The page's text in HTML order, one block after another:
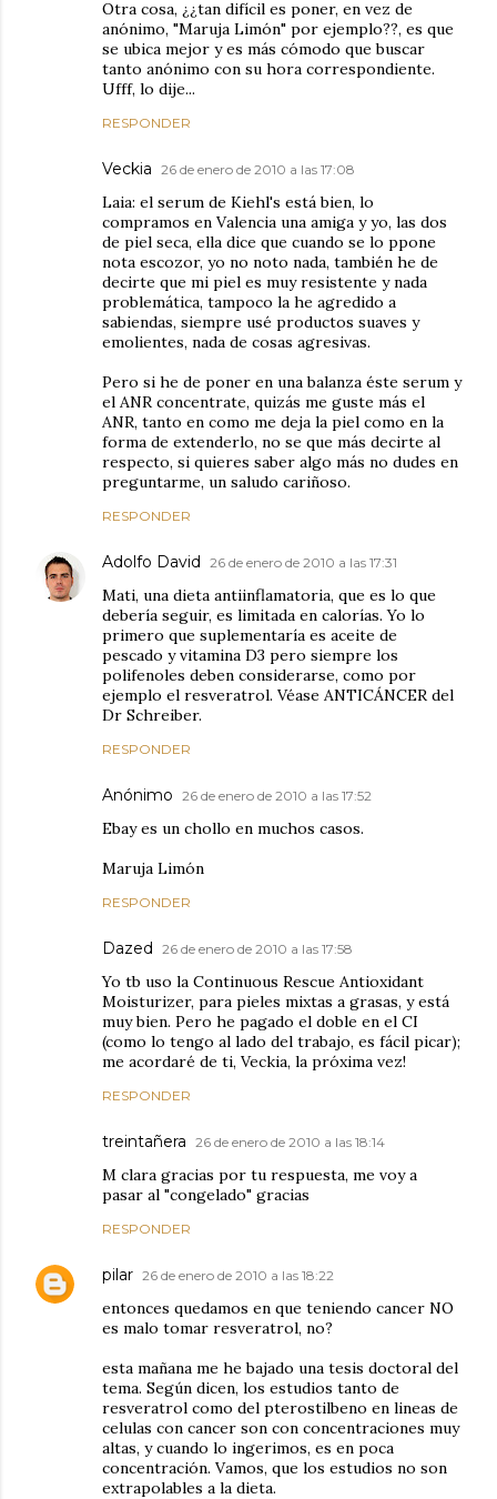
Otra cosa, ¿¿tan difícil es poner, en vez de
anónimo, "Maruja Limón" por ejemplo??, es que
se ubica mejor y es más cómodo que buscar
tanto anónimo con su hora correspondiente.
Ufff, lo dije...
RESPONDER
Veckia 26 de enero de 2010 a las 17:08
Laia: el serum de Kiehl's está bien, lo
compramos en Valencia una amiga y yo, las dos
de piel seca, ella dice que cuando se lo ppone
nota escozor, yo no noto nada, también he de
decirte que mi piel es muy resistente y nada
problemática, tampoco la he agredido a
sabiendas, siempre usé productos suaves y
emolientes, nada de cosas agresivas.
Pero si he de poner en una balanza éste serum y
el ANR concentrate, quizás me guste más el
ANR, tanto en como me deja la piel como en la
forma de extenderlo, no se que más decirte al
respecto, si quieres saber algo más no dudes en
preguntarme, un saludo cariñoso.
RESPONDER
Adolfo David 26 de enero de 2010 a las 17:31
Mati, una dieta antiinflamatoria, que es lo que
debería seguir, es limitada en calorías. Yo lo
primero que suplementaría es aceite de
pescado y vitamina D3 pero siempre los
polifenoles deben considerarse, como por
ejemplo el resveratrol. Véase ANTICÁNCER del
Dr Schreiber.
RESPONDER
Anónimo 26 de enero de 2010 a las 17:52
Ebay es un chollo en muchos casos.
Maruja Limón
RESPONDER
Dazed 26 de enero de 2010 a las 17:58
Yo tb uso la Continuous Rescue Antioxidant
Moisturizer, para pieles mixtas a grasas, y está
muy bien. Pero he pagado el doble en el CI
(como lo tengo al lado del trabajo, es fácil picar);
me acordaré de ti, Veckia, la próxima vez!
RESPONDER
treintañera 26 de enero de 2010 a las 18:14
M clara gracias por tu respuesta, me voy a
pasar al "congelado" gracias
RESPONDER
pilar 26 de enero de 2010 a las 18:22
entonces quedamos en que teniendo cancer NO
es malo tomar resveratrol, no?
esta mañana me he bajado una tesis doctoral del
tema. Según dicen, los estudios tanto de
resveratrol como del pterostilbeno en lineas de
celulas con cancer son con concentraciones muy
altas, y cuando lo ingerimos, es en poca
concentración. Vamos, que los estudios no son
extrapolables a la dieta.